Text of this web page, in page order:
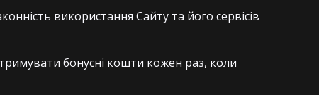
використання Сайту та його сервісів
бонусні кошти кожен раз, коли